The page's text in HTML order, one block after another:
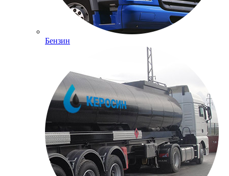
Бензин